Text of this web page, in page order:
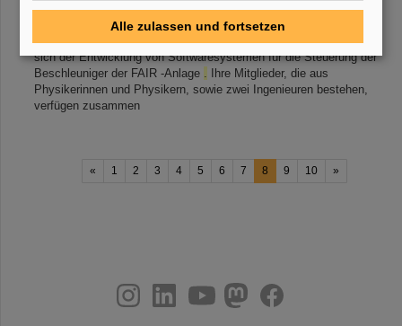
Maschinensteuerung übernehmenSystemezur strahlbasierten
Messung und Regelung.Maschinenmodellierung Die
Maschinenmodelle für die FAIR -Anlage werden unter [...] widmet
sich der Entwicklung von Softwaresystemen für die Steuerung der
Beschleuniger der FAIR -Anlage . Ihre Mitglieder, die aus
Physikerinnen und Physikern, sowie zwei Ingenieuren bestehen,
verfügen zusammen
« 1 2 3 4 5 6 7 8 9 10 »
youtubehelmholtz.socialfacebook
Alle zulassen und fortsetzen